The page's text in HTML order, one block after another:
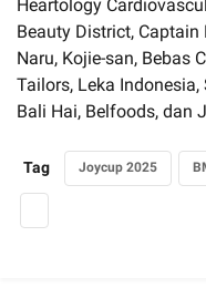
Heartology
Beauty District, Captain
Naru, Kojie-san, Bebas
Tailors, Leka
Bali Hai, Belfoods, dan
Tag Joycup 2025